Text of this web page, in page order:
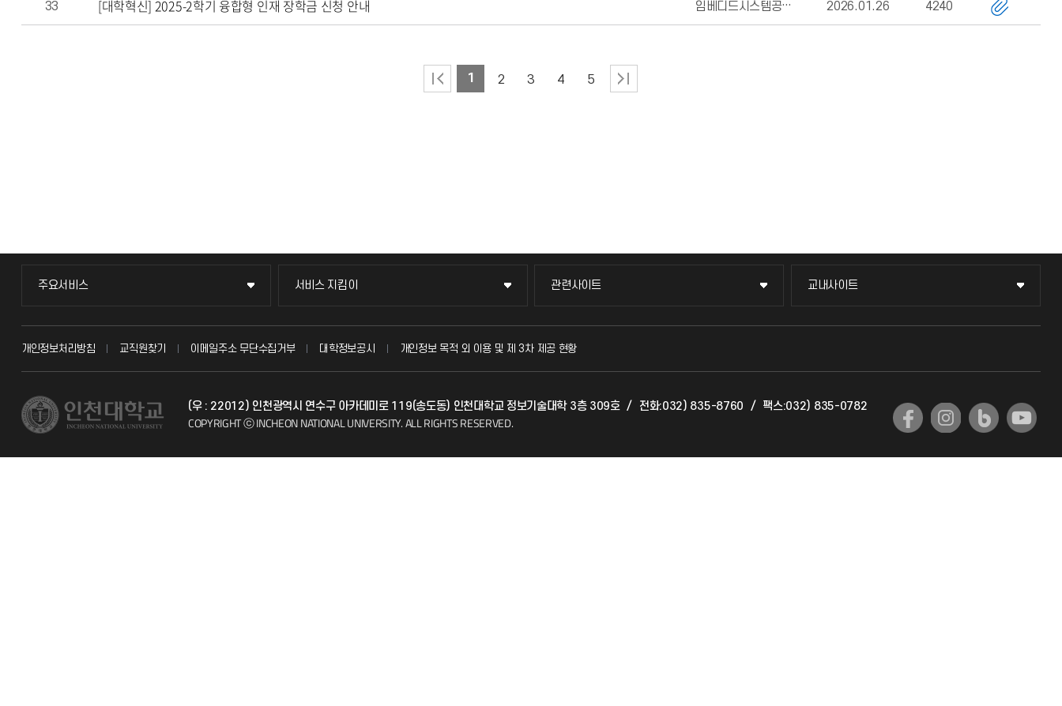
33 [대학혁신] 2025-2학기 융합형 인재 장학금 신청 안내 임베디드시스템공학과 2026.01.26 4240
1 2 3 4 5
주요서비스
주요서비스
교무회의방송
시설예약
서비스 지킴이
서비스 지킴이
묻고 답하기
자주 묻는 질문(FAQ)
관련사이트
관련사이트
국방헬프콜
산학협력단
교내사이트
교내사이트
교수회
국제교류과
개인정보처리방침 교직원찾기 이메일주소 무단수집거부 대학정보공시 개인정보 목적 외 이용 및 제 3차 제공 현황
(우 : 22012) 인천광역시 연수구 아카데미로 119(송도동) 인천대학교 정보기술대학 3층 309호 / 전화:032) 835-8760 / 팩스:032) 835-0782
COPYRIGHT ⓒ INCHEON NATIONAL UNIVERSITY.ALL RIGHTS RESERVED.